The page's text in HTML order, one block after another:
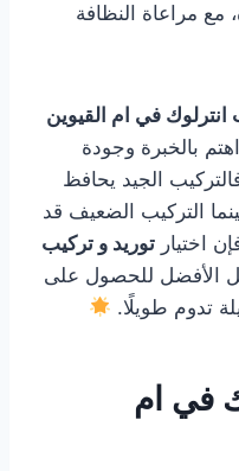
مع مراعاة النظافة
في ام القيوين
بالخبرة وجودة
الجيد يحافظ
التركيب الضعيف قد
اختيار توريد و تركيب
الأفضل للحصول على
تدوم طويلًا.
في ام